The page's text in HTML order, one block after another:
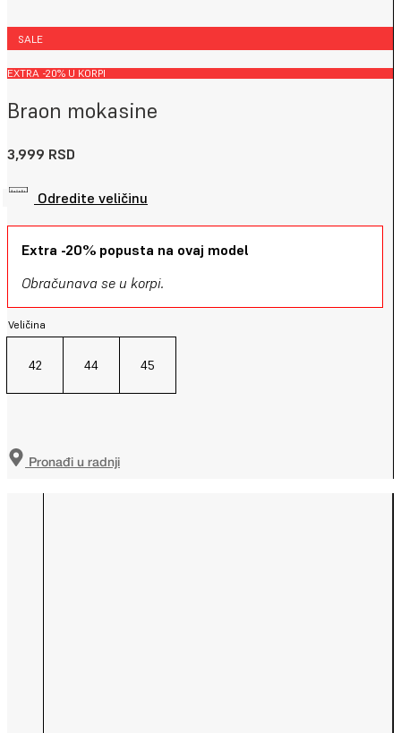
SALE
EXTRA -20% U KORPI
Braon mokasine
3,999 RSD
Odredite veličinu
Extra -20% popusta na ovaj model
Obračunava se u korpi.
Veličina
42 44 45
Pronađi u radnji